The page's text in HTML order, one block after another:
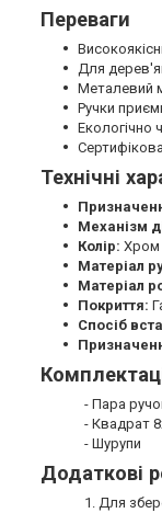
Переваги
Для
Металевий
Ручки
Екологічно
Технічні
Механізм
Колір: Хром
Матеріал
Матеріал
Покриття:
Спосіб
- Пара
- Квадрат
- Шурупи
Додаткові
1. Для